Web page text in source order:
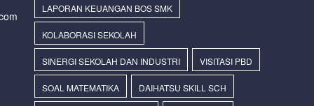
LAPORAN KEUANGAN BOS SMK
KOLABORASI SEKOLAH
SINERGI SEKOLAH DAN INDUSTRI VISITASI PBD
SOAL MATEMATIKA DAIHATSU SKILL SCH